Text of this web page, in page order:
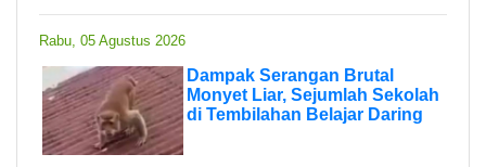
Rabu, 05 Agustus 2026
Dampak Serangan Brutal
Monyet Liar, Sejumlah Sekolah
di Tembilahan Belajar Daring